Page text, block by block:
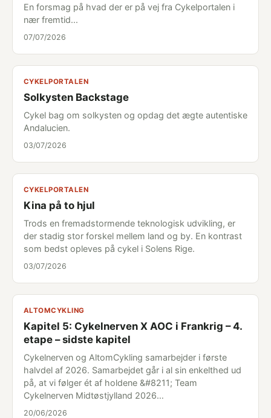
En forsmag på hvad der er på vej fra Cykelportalen i
nær fremtid...
07/07/2026
CYKELPORTALEN
Solkysten Backstage
Cykel bag om solkysten og opdag det ægte autentiske
Andalucien.
03/07/2026
CYKELPORTALEN
Kina på to hjul
Trods en fremadstormende teknologisk udvikling, er
der stadig stor forskel mellem land og by. En kontrast
som bedst opleves på cykel i Solens Rige.
03/07/2026
ALTOMCYKLING
Kapitel 5: Cykelnerven X AOC i Frankrig – 4.
etape – sidste kapitel
Cykelnerven og AltomCykling samarbejder i første
halvdel af 2026. Samarbejdet går i al sin enkelthed ud
på, at vi følger ét af holdene &#8211; Team
Cykelnerven Midtøstjylland 2026…
20/06/2026